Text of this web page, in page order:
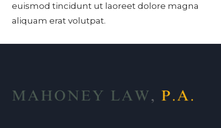
euismod tincidunt ut laoreet dolore magna
aliquam erat volutpat.